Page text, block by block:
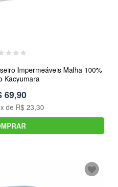
Impermeáveis Malha 100%
Kacyumara
69,90
x de R$ 23,30